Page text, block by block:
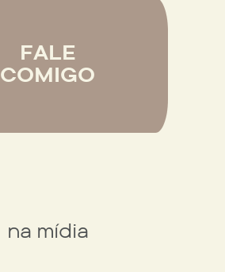
FALE
COMIGO
na mídia